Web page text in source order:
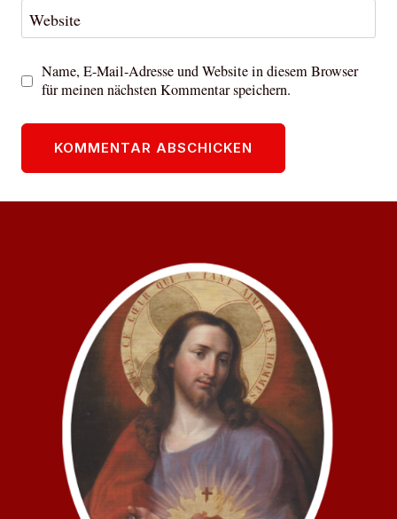
Website
Name, E-Mail-Adresse und Website in diesem Browser
für meinen nächsten Kommentar speichern.